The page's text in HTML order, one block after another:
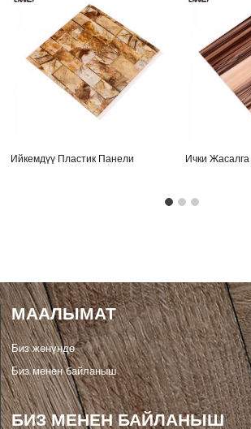
Ийкемдүү Пластик Панели
Ички Жасалга
Панели ...
МААЛЫМАТ
Биз жөнүндө
Биз менен байланыш
БИЗ МЕНЕН БАЙЛАНЫШ